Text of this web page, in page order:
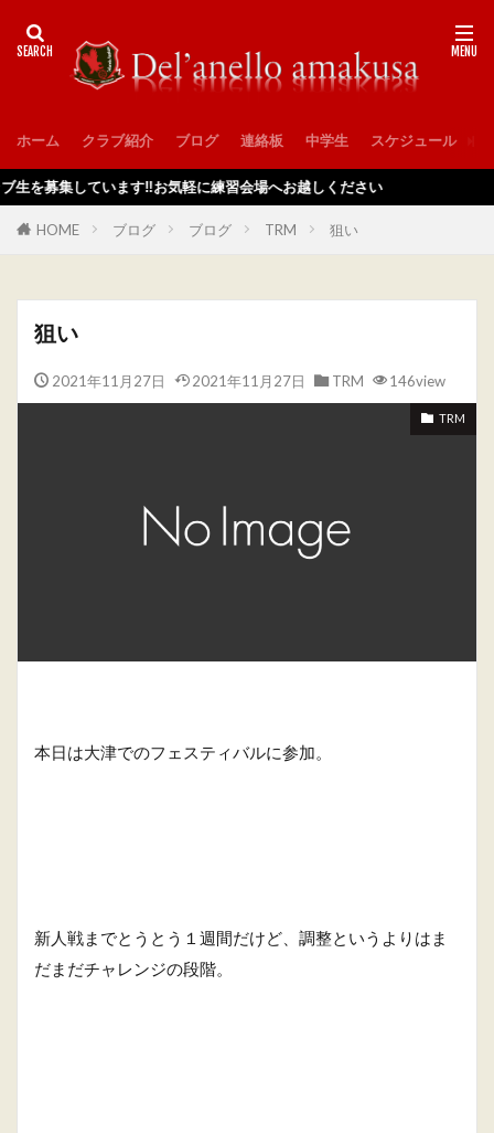
ホーム クラブ紹介 ブログ 連絡板 中学生 スケジュール
しています‼️お気軽に練習会場へお越しください
HOME ブログ ブログ TRM 狙い
狙い
2021年11月27日 2021年11月27日 TRM 146view
TRM
本日は大津でのフェスティバルに参加。
新人戦までとうとう１週間だけど、調整というよりはま
だまだチャレンジの段階。